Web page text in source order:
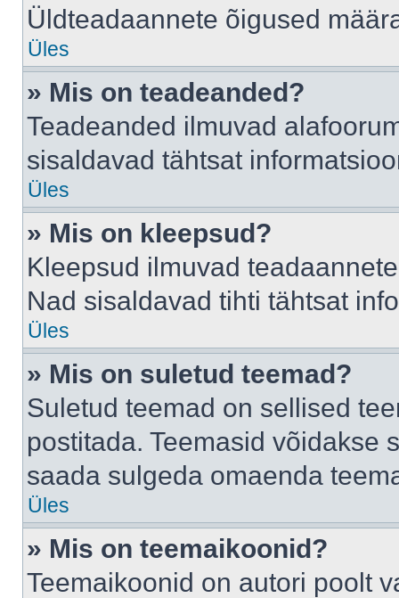
Üldteadaannete õigused
Üles
» Mis on teadeanded?
Teadeanded ilmuvad
sisaldavad tähtsat
Üles
» Mis on kleepsud?
Kleepsud ilmuvad
Nad sisaldavad tihti tähtsat
Üles
» Mis on suletud teemad?
Suletud teemad on sellised
postitada. Teemasid võidakse
saada sulgeda omaenda
Üles
» Mis on teemaikoonid?
Teemaikoonid on autori poolt